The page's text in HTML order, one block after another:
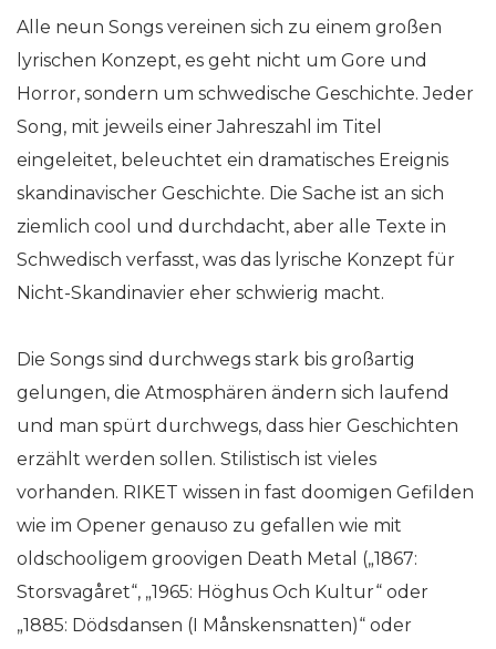
Alle neun Songs vereinen sich zu einem großen
lyrischen Konzept, es geht nicht um Gore und
Horror, sondern um schwedische Geschichte. Jeder
Song, mit jeweils einer Jahreszahl im Titel
eingeleitet, beleuchtet ein dramatisches Ereignis
skandinavischer Geschichte. Die Sache ist an sich
ziemlich cool und durchdacht, aber alle Texte in
Schwedisch verfasst, was das lyrische Konzept für
Nicht-Skandinavier eher schwierig macht.
Die Songs sind durchwegs stark bis großartig
gelungen, die Atmosphären ändern sich laufend
und man spürt durchwegs, dass hier Geschichten
erzählt werden sollen. Stilistisch ist vieles
vorhanden. RIKET wissen in fast doomigen Gefilden
wie im Opener genauso zu gefallen wie mit
oldschooligem groovigen Death Metal („1867:
Storsvagåret“, „1965: Höghus Och Kultur“ oder
„1885: Dödsdansen (I Månskensnatten)“ oder